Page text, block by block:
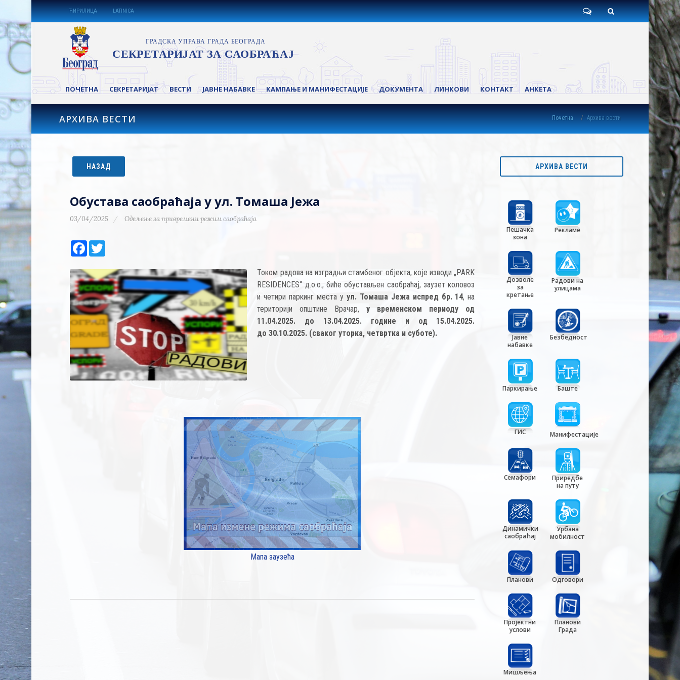
ЋИРИЛИЦА LATINICA
ПОЧЕТНА СЕКРЕТАРИЈАТ ВЕСТИ ЈАВНЕ НАБАВКЕ КАМПАЊЕ И МАНИФЕСТАЦИЈЕ ДОКУМЕНТА ЛИНКОВИ КОНТАКТ АНКЕТА
АРХИВА ВЕСТИ Почетна Архива вести
НАЗАД
Обустава саобраћаја у ул. Томаша Јежа
03/04/2025 Одељење за привремени режим саобраћаја
Facebook
Током радова на изградњи стамбеног објекта, које изводи „PARK
RESIDENCES“ д.о.о., биће обустављен саобраћај, заузет коловоз
и четири паркинг места у ул. Томаша Јежа испред бр. 14, на
територији општине Врачар,у временском периоду од
11.04.2025. до 13.04.2025. године и од 15.04.2025.
до 30.10.2025. (сваког уторка, четвртка и суботе).
Мапа заузећа
АРХИВА ВЕСТИ
Пешачка
зона
Рекламе
Дозволе
за
кретање
Радови на
улицама
Јавне
набавке
Безбедност
Паркирање Баште
ГИС Манифестације
Семафори
Приредбе
на путу
Динамички
саобраћај
Урбана
мобилност
Планови Одговори
Пројектни
услови
Планови
Града
Мишљења